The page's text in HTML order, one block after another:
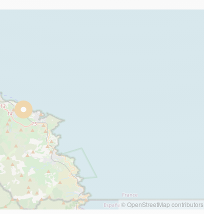
© OpenStreetMap contributors